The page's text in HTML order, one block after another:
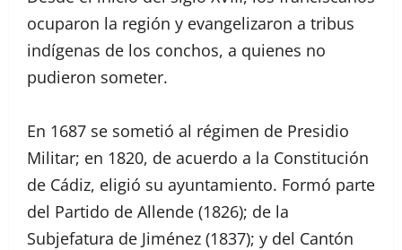
ocuparon la región y evangelizaron a tribus
indígenas de los conchos, a quienes no
pudieron someter.
En 1687 se sometió al régimen de Presidio
Militar; en 1820, de acuerdo a la Constitución
de Cádiz, eligió su ayuntamiento. Formó parte
del Partido de Allende (1826); de la
Subjefatura de Jiménez (1837); y del Cantón